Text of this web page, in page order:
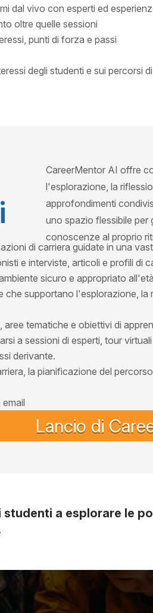
dal vivo con esperti ed
oltre quelle sessioni
punti di forza e passi
degli studenti e sui percorsi di
CareerMentor AI offre
l'esplorazione, la
approfondimenti
uno spazio flessibile per
conoscenze al proprio
di carriera guidate in una
e interviste, articoli e profili di
sicuro e appropriato all'età
che supportano l'esplorazione, la
tematiche e obiettivi di
a sessioni di esperti, tour
derivante.
la pianificazione del
Lancio di
a esplorare le